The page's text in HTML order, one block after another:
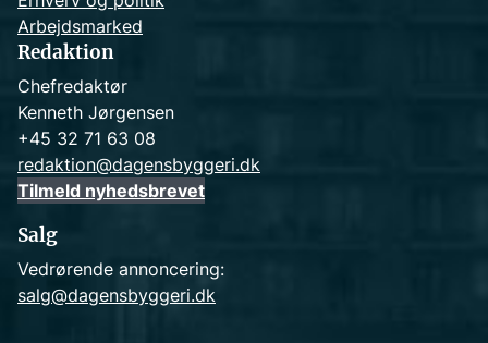
Arbejdsmarked
Redaktion
Chefredaktør
Kenneth Jørgensen
+45 32 71 63 08
redaktion@dagensbyggeri.dk
Tilmeld nyhedsbrevet
Salg
Vedrørende annoncering:
salg@dagensbyggeri.dk